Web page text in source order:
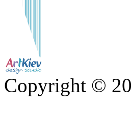
Copyright ©